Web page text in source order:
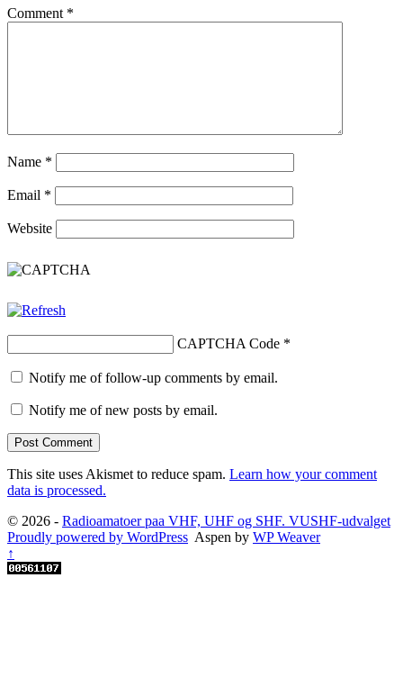
Comment *
Name *
Email *
Website
CAPTCHA Code *
Notify me of follow-up comments by email.
Notify me of new posts by email.
This site uses Akismet to reduce spam. Learn how your comment
data is processed.
© 2026 - Radioamatoer paa VHF, UHF og SHF. VUSHF-udvalget
Proudly powered by WordPress Aspen by WP Weaver
↑